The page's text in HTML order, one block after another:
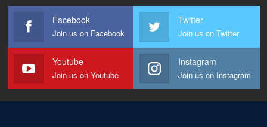
Facebook
Join us on Facebook
Twitter
Join us on Twitter
Youtube
Join us on Youtube
Instagram
Join us on Instagram